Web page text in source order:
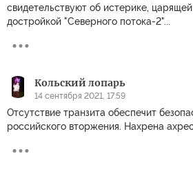
свидетельствуют об истерике,
достройкой "Северного потока-2"...
Кольский лопарь
14 сентября 2021, 17:59
Отсутствие транзита обеспечит
российского вторжения. Нахрена